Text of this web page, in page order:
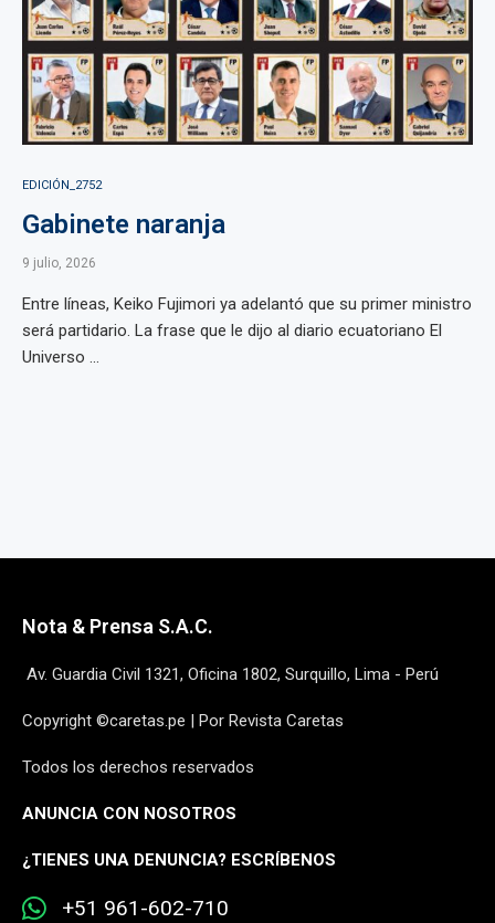
EDICIÓN_2752
Gabinete naranja
9 julio, 2026
Entre líneas, Keiko Fujimori ya adelantó que su primer ministro
será partidario. La frase que le dijo al diario ecuatoriano El
Universo ...
Nota & Prensa S.A.C.
Av. Guardia Civil 1321, Oficina 1802, Surquillo, Lima - Perú
Copyright ©caretas.pe | Por Revista Caretas
Todos los derechos reservados
ANUNCIA CON NOSOTROS
¿TIENES UNA DENUNCIA? ESCRÍBENOS
+51 961-602-710